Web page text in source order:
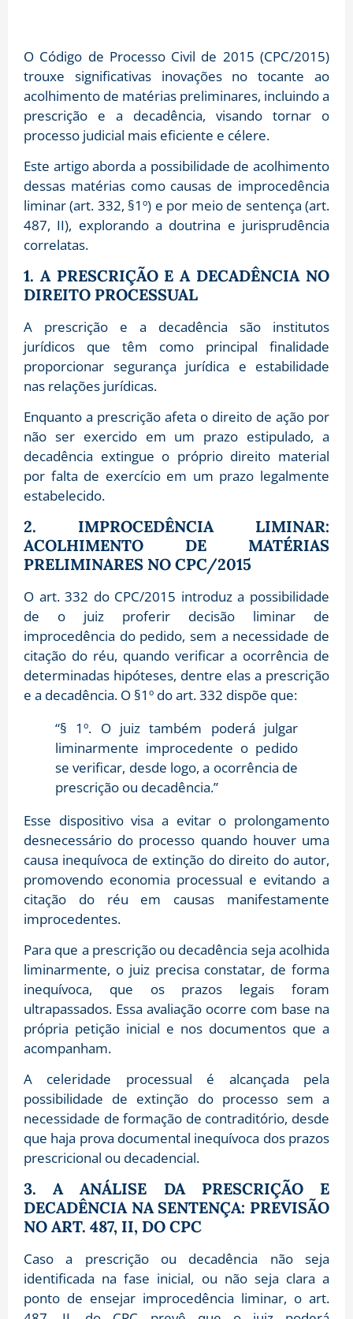
O Código de Processo Civil de 2015 (CPC/2015)
trouxe significativas inovações no tocante ao
acolhimento de matérias preliminares, incluindo a
prescrição e a decadência, visando tornar o
processo judicial mais eficiente e célere.
Este artigo aborda a possibilidade de acolhimento
dessas matérias como causas de improcedência
liminar (art. 332, §1º) e por meio de sentença (art.
487, II), explorando a doutrina e jurisprudência
correlatas.
1. A PRESCRIÇÃO E A DECADÊNCIA NO
DIREITO PROCESSUAL
A prescrição e a decadência são institutos
jurídicos que têm como principal finalidade
proporcionar segurança jurídica e estabilidade
nas relações jurídicas.
Enquanto a prescrição afeta o direito de ação por
não ser exercido em um prazo estipulado, a
decadência extingue o próprio direito material
por falta de exercício em um prazo legalmente
estabelecido.
2. IMPROCEDÊNCIA LIMINAR:
ACOLHIMENTO DE MATÉRIAS
PRELIMINARES NO CPC/2015
O art. 332 do CPC/2015 introduz a possibilidade
de o juiz proferir decisão liminar de
improcedência do pedido, sem a necessidade de
citação do réu, quando verificar a ocorrência de
determinadas hipóteses, dentre elas a prescrição
e a decadência. O §1º do art. 332 dispõe que:
“§ 1º. O juiz também poderá julgar
liminarmente improcedente o pedido
se verificar, desde logo, a ocorrência de
prescrição ou decadência.”
Esse dispositivo visa a evitar o prolongamento
desnecessário do processo quando houver uma
causa inequívoca de extinção do direito do autor,
promovendo economia processual e evitando a
citação do réu em causas manifestamente
improcedentes.
Para que a prescrição ou decadência seja acolhida
liminarmente, o juiz precisa constatar, de forma
inequívoca, que os prazos legais foram
ultrapassados. Essa avaliação ocorre com base na
própria petição inicial e nos documentos que a
acompanham.
A celeridade processual é alcançada pela
possibilidade de extinção do processo sem a
necessidade de formação de contraditório, desde
que haja prova documental inequívoca dos prazos
prescricional ou decadencial.
3. A ANÁLISE DA PRESCRIÇÃO E
DECADÊNCIA NA SENTENÇA: PREVISÃO
NO ART. 487, II, DO CPC
Caso a prescrição ou decadência não seja
identificada na fase inicial, ou não seja clara a
ponto de ensejar improcedência liminar, o art.